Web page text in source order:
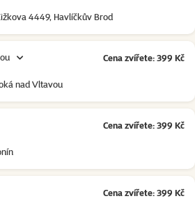
4449, Havlíčkův Brod
nad Vltavou
Cena zvířete: 399 Kč
Cena zvířete: 399 Kč
Cena zvířete: 399 Kč